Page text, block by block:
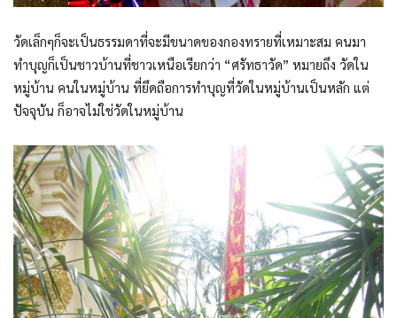
วัดเล็กๆก็จะเป็นธรรมดาที่จะมีขนาดของกองทรายที่เหมาะสม คนมา
ทำบุญก็เป็นชาวบ้านที่ชาวเหนือเรียกว่า “ศรัทธาวัด” หมายถึง วัดใน
หมู่บ้าน คนในหมู่บ้าน ที่ยึดถือการทำบุญที่วัดในหมู่บ้านเป็นหลัก แต่
ปัจจุบัน ก็อาจไม่ใช่วัดในหมู่บ้าน